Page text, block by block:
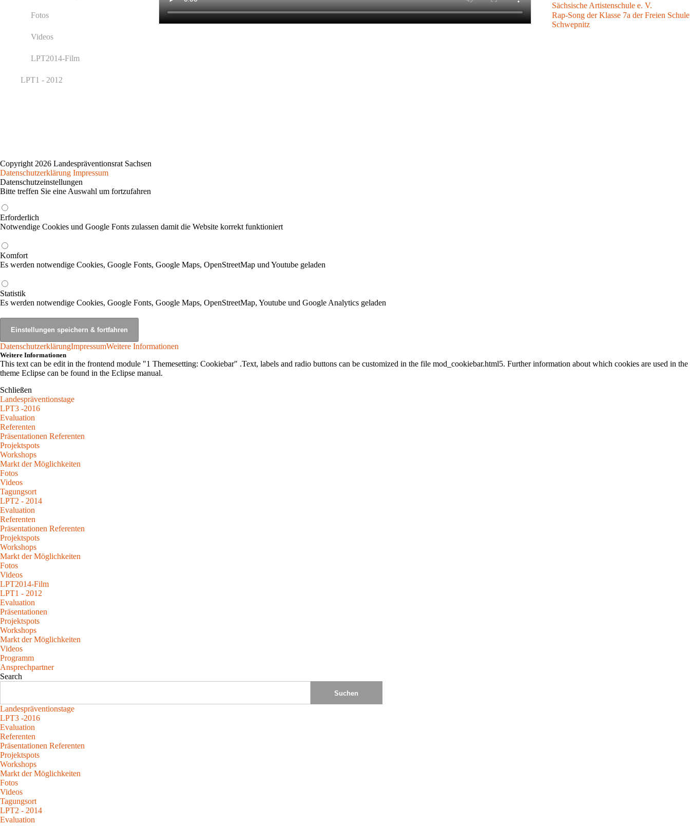
Fotos
Videos
LPT2014-Film
LPT1 - 2012
Sächsische Artistenschule e. V.
Rap-Song der Klasse 7a der Freien Schule
Schwepnitz
Copyright 2026 Landespräventionsrat Sachsen
Datenschutzerklärung Impressum
Datenschutzeinstellungen
Bitte treffen Sie eine Auswahl um fortzufahren
Erforderlich
Notwendige Cookies und Google Fonts zulassen damit die Website korrekt funktioniert
Komfort
Es werden notwendige Cookies, Google Fonts, Google Maps, OpenStreetMap und Youtube geladen
Statistik
Es werden notwendige Cookies, Google Fonts, Google Maps, OpenStreetMap, Youtube und Google Analytics geladen
DatenschutzerklärungImpressumWeitere Informationen
Weitere Informationen
This text can be edit in the frontend module "1 Themesetting: Cookiebar" .Text, labels and radio buttons can be customized in the file mod_cookiebar.html5. Further information about which cookies are used in the
theme Eclipse can be found in the Eclipse manual.
Schließen
Landespräventionstage
LPT3 -2016
Evaluation
Referenten
Präsentationen Referenten
Projektspots
Workshops
Markt der Möglichkeiten
Fotos
Videos
Tagungsort
LPT2 - 2014
Evaluation
Referenten
Präsentationen Referenten
Projektspots
Workshops
Markt der Möglichkeiten
Fotos
Videos
LPT2014-Film
LPT1 - 2012
Evaluation
Präsentationen
Projektspots
Workshops
Markt der Möglichkeiten
Videos
Programm
Ansprechpartner
Search
Landespräventionstage
LPT3 -2016
Evaluation
Referenten
Präsentationen Referenten
Projektspots
Workshops
Markt der Möglichkeiten
Fotos
Videos
Tagungsort
LPT2 - 2014
Evaluation